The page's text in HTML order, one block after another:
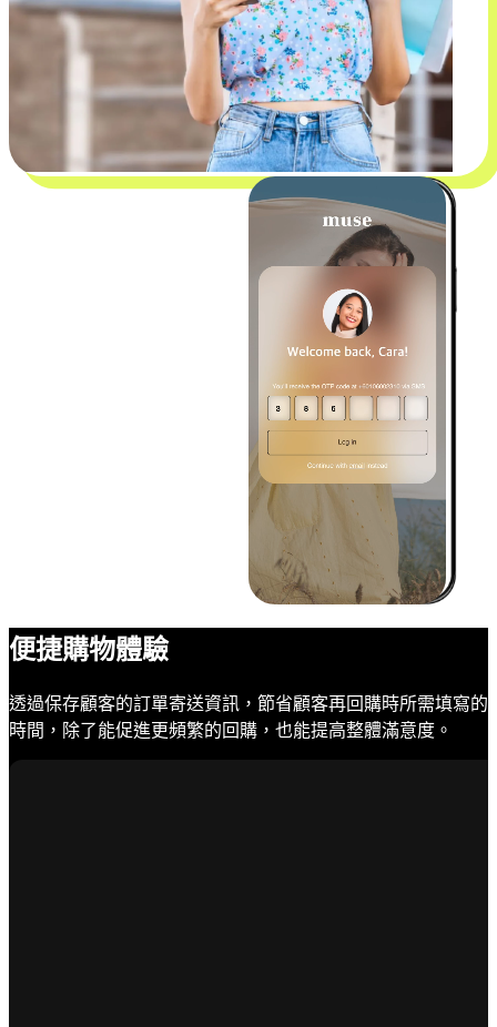
便捷購物體驗
透過保存顧客的訂單寄送資訊，節省顧客再回購時所需填寫的
時間，除了能促進更頻繁的回購，也能提高整體滿意度。